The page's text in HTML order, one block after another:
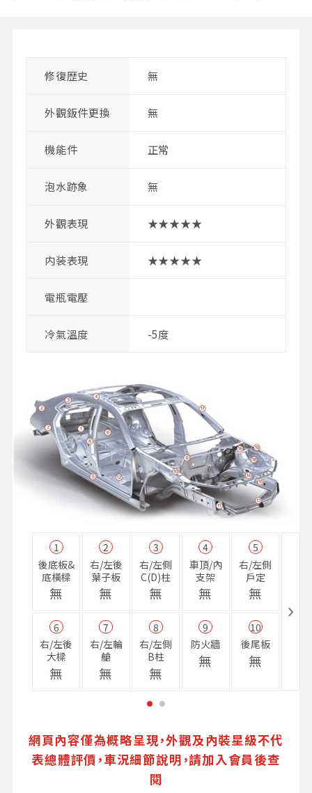
修復歴史 無
外觀鈑件更換 無
機能件 正常
泡水跡象 無
外觀表現 ★★★★★
内装表現 ★★★★★
電瓶電壓
冷氣溫度 -5度
1
後底板&
底橫樑
無
2
右/左後
葉子板
無
3
右/左側
C(D)柱
無
4
車頂/內
支架
無
5
右/左側
戶定
無
6
右/左後
大樑
無
7
右/左輪
艙
無
8
右/左側
B柱
無
9
防火牆
無
10
後尾板
無
網頁內容僅為概略呈現，外觀及內裝星級不代
表總體評價，車況細節說明，請加入會員後查
閱